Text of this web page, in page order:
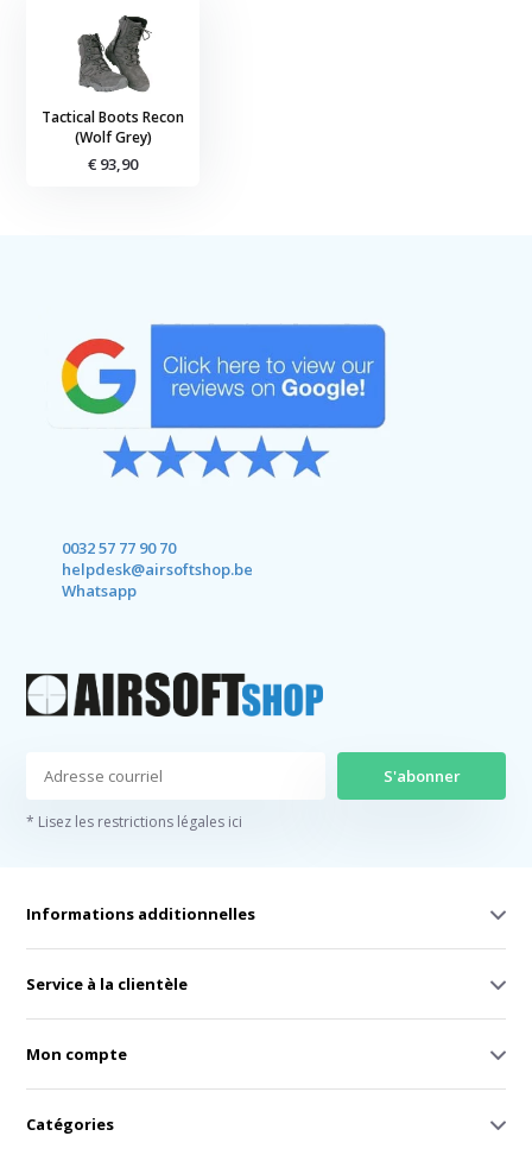
Tactical Boots Recon
(Wolf Grey)
€ 93,90
0032 57 77 90 70
helpdesk@airsoftshop.be
Whatsapp
S'abonner
* Lisez les restrictions légales ici
Informations additionnelles
Service à la clientèle
Mon compte
Catégories